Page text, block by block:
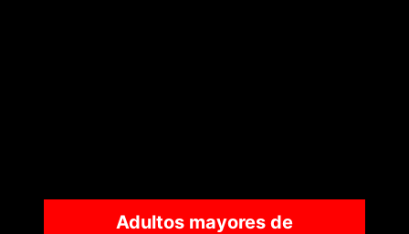
Adultos mayores de